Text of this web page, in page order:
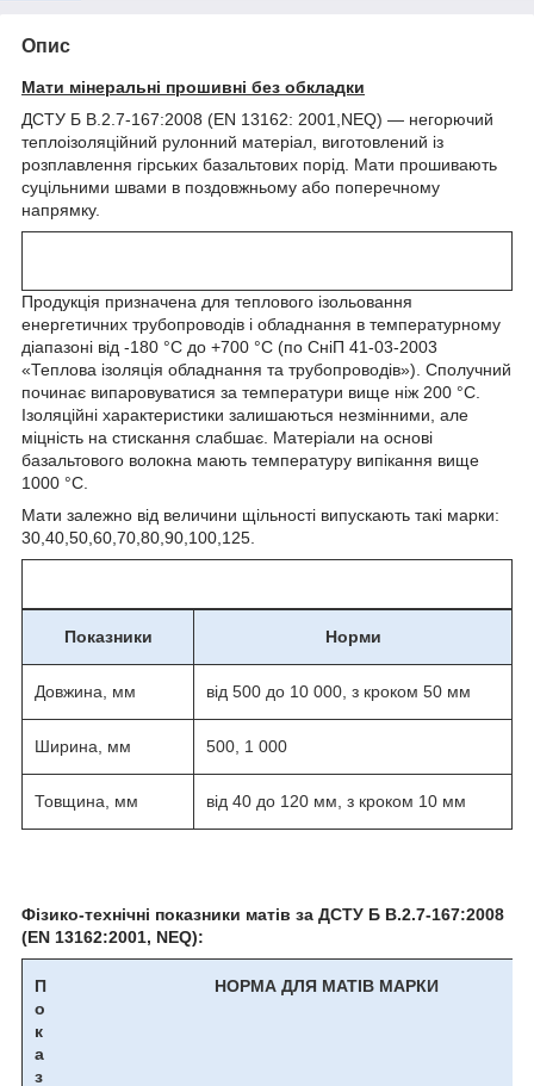
Опис
Мати мінеральні прошивні без обкладки
ДСТУ Б В.2.7-167:2008 (EN 13162: 2001,NEQ) — негорючий
теплоізоляційний рулонний матеріал, виготовлений із
розплавлення гірських базальтових порід. Мати прошивають
суцільними швами в поздовжньому або поперечному
напрямку.
Продукція призначена для теплового ізольовання
енергетичних трубопроводів і обладнання в температурному
діапазоні від -180 °C до +700 °C (по СніП 41-03-2003
«Теплова ізоляція обладнання та трубопроводів»). Сполучний
починає випаровуватися за температури вище ніж 200 °C.
Ізоляційні характеристики залишаються незмінними, але
міцність на стискання слабшає. Матеріали на основі
базальтового волокна мають температуру випікання вище
1000 °C.
Мати залежно від величини щільності випускають такі марки:
30,40,50,60,70,80,90,100,125.
Показники Норми
Довжина, мм від 500 до 10 000, з кроком 50 мм
Ширина, мм 500, 1 000
Товщина, мм від 40 до 120 мм, з кроком 10 мм
Фізико-технічні показники матів за ДСТУ Б В.2.7-167:2008
(EN 13162:2001, NEQ):
П
о
к
а
з
НОРМА ДЛЯ МАТІВ МАРКИ